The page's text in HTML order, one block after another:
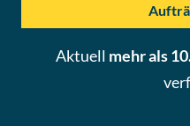
Aktuell mehr als